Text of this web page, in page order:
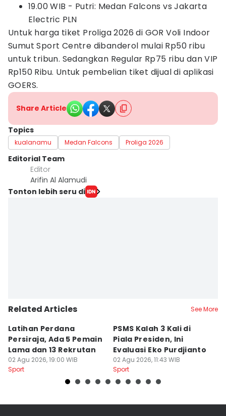
19.00 WIB - Putri: Medan Falcons vs Jakarta
Electric PLN
Untuk harga tiket Proliga 2026 di GOR Voli Indoor
Sumut Sport Centre dibanderol mulai Rp50 ribu
untuk tribun. Sedangkan Regular Rp75 ribu dan VIP
Rp150 Ribu. Untuk pembelian tiket dijual di aplikasi
GOERS.
Share Article
Topics
kualanamu Medan Falcons Proliga 2026
Editorial Team
Editor
Arifin Al Alamudi
Tonton lebih seru di
Related Articles See More
Latihan Perdana
Persiraja, Ada 5 Pemain
Lama dan 13 Rekrutan
02 Agu 2026, 19:00 WIB
Sport
PSMS Kalah 3 Kali di
Piala Presiden, Ini
Evaluasi Eko Purdjianto
02 Agu 2026, 11:43 WIB
Sport